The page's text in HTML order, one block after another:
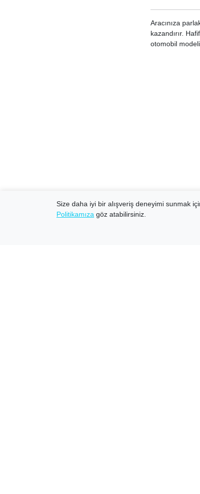
Aracınıza
kazandırır.
otomobil
Size daha iyi bir alışveriş deneyimi sunmak
Politikamıza göz atabilirsiniz.